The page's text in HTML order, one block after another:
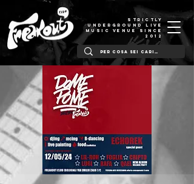
STRICTLY
UNDERGROUND LIVE
MUSIC VENUE SINCE
2012